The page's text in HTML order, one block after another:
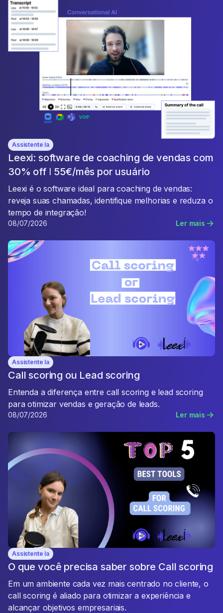
Assistente Ia
Leexi: software de coaching de vendas com
30% off ǀ 55€/mês por usuário
Leexi é o software ideal para coaching de vendas:
reveja suas chamadas, identifique melhorias e reduza o
tempo de integração!
08/07/2026 Ler mais
Assistente Ia
Call scoring ou Lead scoring
Entenda a diferença entre call scoring e lead scoring
para otimizar vendas e geração de leads.
08/07/2026 Ler mais
Assistente Ia
O que você precisa saber sobre Call scoring
Em um ambiente cada vez mais centrado no cliente, o
call scoring é aliado para otimizar a experiência e
alcançar objetivos empresariais.